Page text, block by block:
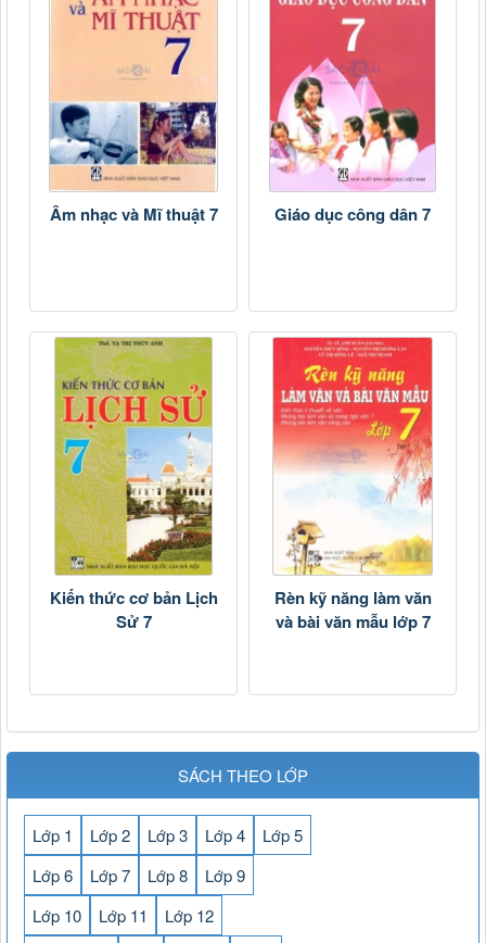
Âm nhạc và Mĩ thuật 7 Giáo dục công dân 7
Kiến thức cơ bản Lịch
Sử 7
Rèn kỹ năng làm văn
và bài văn mẫu lớp 7
SÁCH THEO LỚP
Lớp 1 Lớp 2 Lớp 3 Lớp 4
Lớp 5
Lớp 6
Lớp 7 Lớp 8
Lớp 9
Lớp 10
Lớp 11
Lớp 12